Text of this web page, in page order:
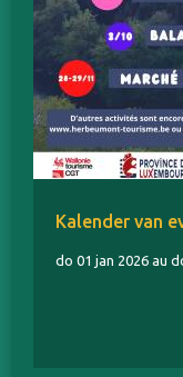
Kalender van
do 01 jan 2026 au